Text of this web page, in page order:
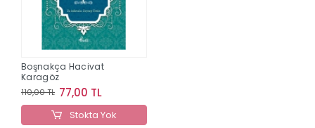
Boşnakça Hacivat
Karagöz
110,00 TL 77,00 TL
Stokta Yok